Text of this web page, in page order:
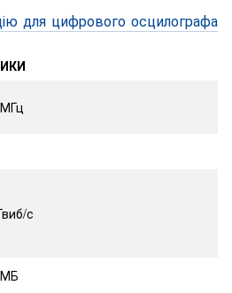
для цифрового осцилографа
с